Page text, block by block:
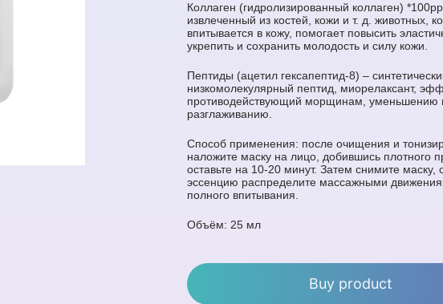
Коллаген (гидролизированный коллаген)
извлеченный из костей, кожи и т. д. животных,
впитывается в кожу, помогает повысить
укрепить и сохранить молодость и силу кожи.
Пептиды (ацетил гексапептид-8) –
низкомолекулярный пептид, миорелаксант,
противодействующий морщинам, уменьшению
разглаживанию.
Способ применения: после очищения и
наложите маску на лицо, добившись плотного
оставьте на 10-20 минут. Затем снимите маску,
эссенцию распределите массажными
полного впитывания.
Объём: 25 мл
Buy product